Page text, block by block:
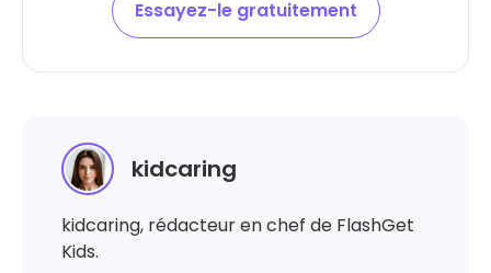
Essayez-le gratuitement
kidcaring
kidcaring, rédacteur en chef de FlashGet
Kids.